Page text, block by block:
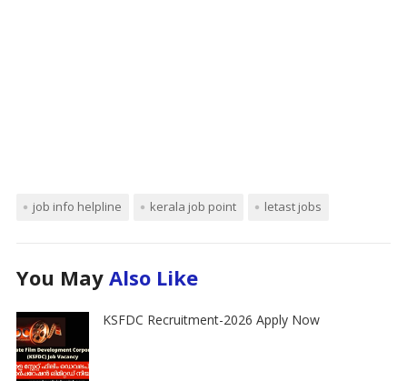
job info helpline kerala job point letast jobs
You May Also Like
KSFDC Recruitment-2026 Apply Now